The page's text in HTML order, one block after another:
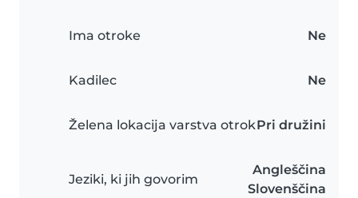
Ima otroke Ne
Kadilec Ne
Želena lokacija varstva otrokPri družini
Jeziki, ki jih govorim
Angleščina
Slovenščina